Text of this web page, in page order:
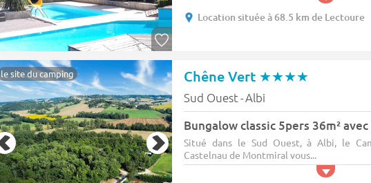
Location située à 68.5 km de Lectoure
le site du camping Chêne Vert ★★★★
Sud Ouest -Albi
Situé dans le Sud Ouest, à Albi, le
Castelnau de Montmiral vous...